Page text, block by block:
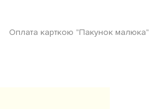
Оплата карткою "Пакунок малюка"